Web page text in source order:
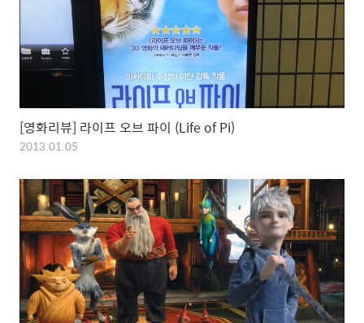
[영화리뷰] 라이프 오브 파이 (Life of Pi)
2013.01.05